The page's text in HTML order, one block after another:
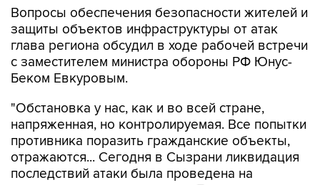
Вопросы обеспечения безопасности жителей и
защиты объектов инфраструктуры от атак
глава региона обсудил в ходе рабочей встречи
с заместителем министра обороны РФ Юнус-
Беком Евкуровым.
"Обстановка у нас, как и во всей стране,
напряженная, но контролируемая. Все попытки
противника поразить гражданские объекты,
отражаются... Сегодня в Сызрани ликвидация
последствий атаки была проведена на